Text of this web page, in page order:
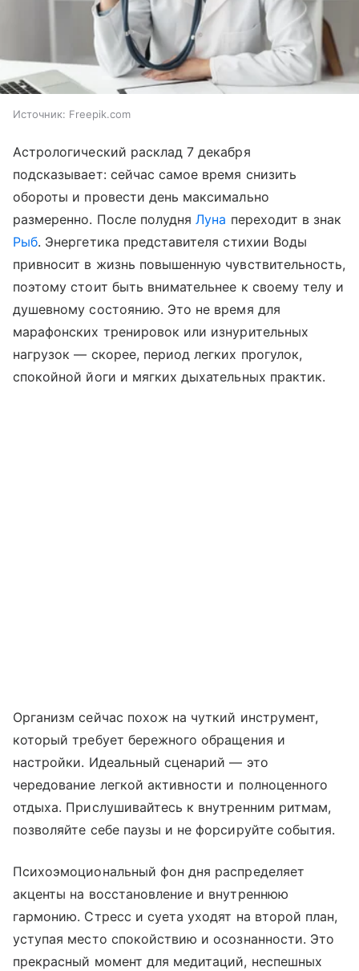
Источник: Freepik.com
Астрологический расклад 7 декабря
подсказывает: сейчас самое время снизить
обороты и провести день максимально
размеренно. После полудняЛуна переходит в знак
Рыб. Энергетика представителя стихии Воды
привносит в жизнь повышенную чувствительность,
поэтому стоит быть внимательнее к своему телу и
душевному состоянию. Это не время для
марафонских тренировок или изнурительных
нагрузок — скорее, период легких прогулок,
спокойной йоги и мягких дыхательных практик.
Организм сейчас похож на чуткий инструмент,
который требует бережного обращения и
настройки. Идеальный сценарий — это
чередование легкой активности и полноценного
отдыха. Прислушивайтесь к внутренним ритмам,
позволяйте себе паузы и не форсируйте события.
Психоэмоциональный фон дня распределяет
акценты на восстановление и внутреннюю
гармонию. Стресс и суета уходят на второй план,
уступая место спокойствию и осознанности. Это
прекрасный момент для медитаций, неспешных